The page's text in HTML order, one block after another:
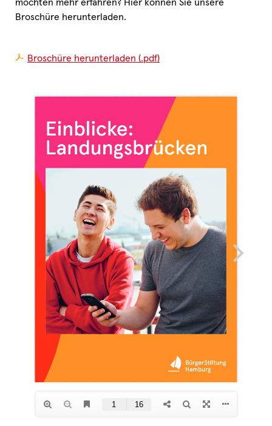
möchten mehr erfahren? Hier können Sie unsere
Broschüre herunterladen.
Broschüre herunterladen (.pdf)